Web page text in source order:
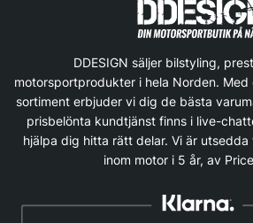
DDESIGN säljer bilstyling,
motorsportprodukter i hela Norden.
sortiment erbjuder vi dig de bästa
prisbelönta kundtjänst finns i live-
hjälpa dig hitta rätt delar. Vi är utsedda
inom motor i 5 år, av